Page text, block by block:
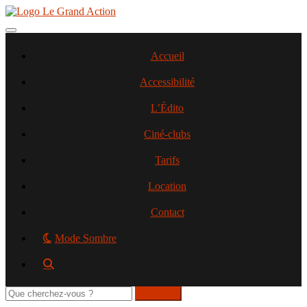
Aller
contenu
Toggle navigation
Accueil
Accessibilité
L’Édito
Ciné-clubs
Tarifs
Location
Contact
Mode Sombre
Rechercher
sur